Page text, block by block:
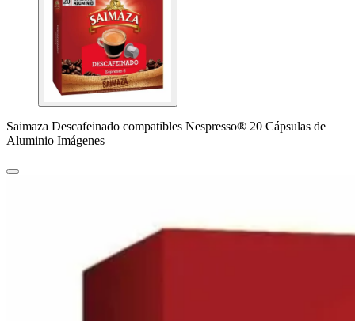
Saimaza Descafeinado compatibles Nespresso® 20 Cápsulas de
Aluminio Imágenes